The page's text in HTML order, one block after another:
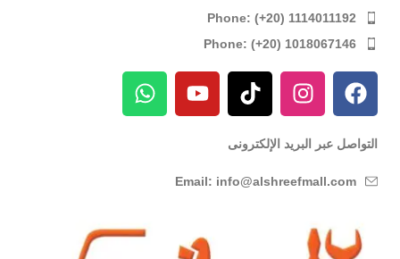
Phone: (+20) 1114011192
Phone: (+20) 1018067146
التواصل عبر البريد الإلكترونى
Email: info@alshreefmall.com